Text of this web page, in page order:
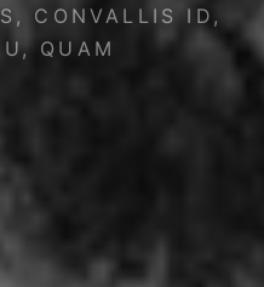
CONVALLIS ID,
QUAM